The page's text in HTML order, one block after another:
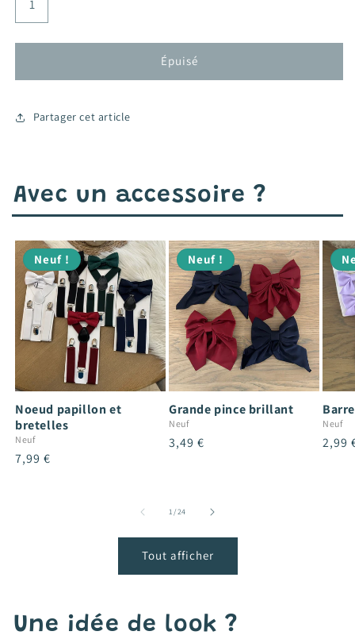
Épuisé
Partager cet article
Avec un accessoire ?
Neuf !
Noeud papillon et
bretelles
Neuf
Prix
7,99 €
Neuf !
Grande pince brillant
Neuf
Prix
3,49 €
Neuf
Prix
2,99
1/de
24
Tout afficher
Une idée de look ?